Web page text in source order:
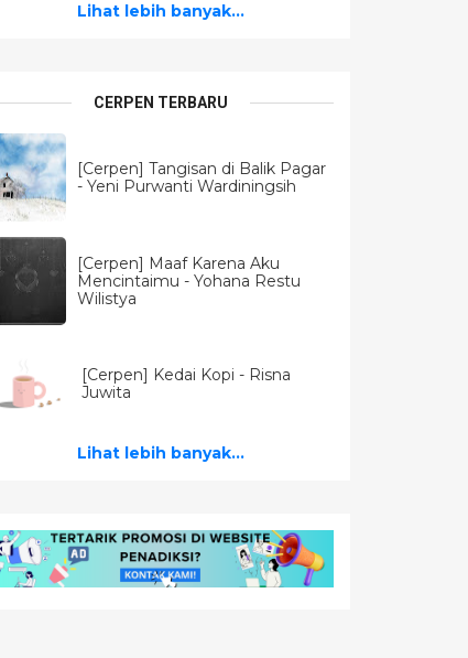
Lihat lebih banyak...
CERPEN TERBARU
[Cerpen] Tangisan di Balik Pagar
- Yeni Purwanti Wardiningsih
[Cerpen] Maaf Karena Aku
Mencintaimu - Yohana Restu
Wilistya
[Cerpen] Kedai Kopi - Risna
Juwita
Lihat lebih banyak...